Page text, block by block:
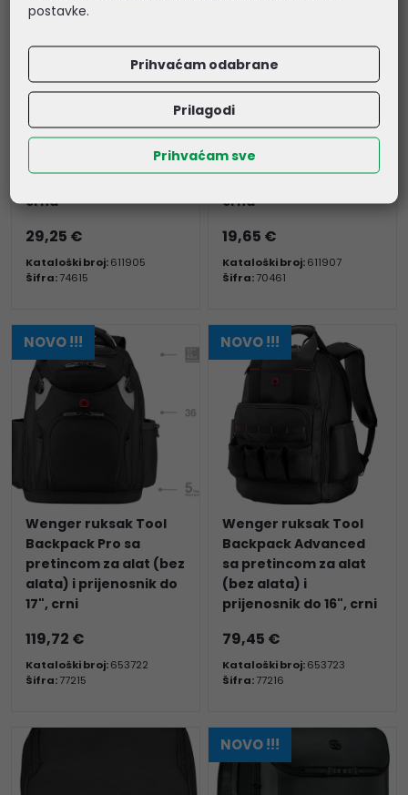
Wenger ruksak BQ za
crna
29,25 €
Kataloški broj:611905
Šifra:74615
Wenger torba BQ za
crna
19,65 €
Kataloški broj:611907
Šifra:70461
NOVO !!!
Wenger ruksak Tool
Backpack Pro sa
pretincom za alat (bez
alata) i prijenosnik do
17", crni
119,72 €
Kataloški broj:653722
Šifra:77215
NOVO !!!
Wenger ruksak Tool
Backpack Advanced
sa pretincom za alat
(bez alata) i
prijenosnik do 16", crni
79,45 €
Kataloški broj:653723
Šifra:77216
NOVO !!!
postavke.
Prihvaćam odabrane
Prilagodi
Prihvaćam sve